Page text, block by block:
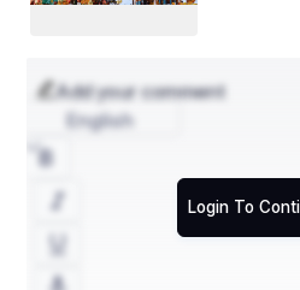
ବାସନା ମହକିଲାଣି,
କେତେ ଥର ଡାକିଲାଣି।
ଆଈ ର ପାନ ଡାଲା ହୋଇଲା ଖୋଲା,
କେତେ ରଙ୍ଗର ମସଲା।
ଗୁଆ,ଲବଙ୍ଗ, ମଧୁରୀ ବାସନା,
ଚାରିଆଡେ ମହକିଲା ।
Add your comment
Login To
English